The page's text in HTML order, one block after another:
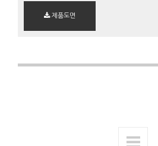
제품도면